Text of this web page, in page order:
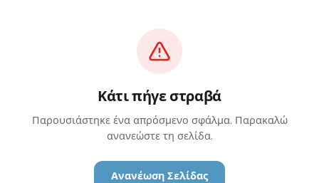
Κάτι πήγε στραβά
Παρουσιάστηκε ένα απρόσμενο σφάλμα. Παρακαλώ
ανανεώστε τη σελίδα.
Ανανέωση Σελίδας